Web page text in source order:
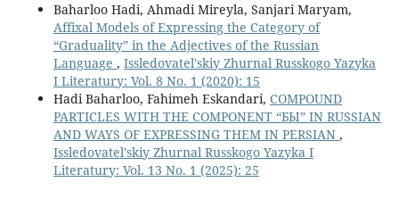
Baharloo Hadi, Ahmadi Mireyla, Sanjari Maryam,
Affixal Models of Expressing the Category of
“Graduality” in the Adjectives of the Russian
Language , Issledovatel'skiy Zhurnal Russkogo Yazyka
I Literatury: Vol. 8 No. 1 (2020): 15
Hadi Baharloo, Fahimeh Eskandari, COMPOUND
PARTICLES WITH THE COMPONENT “БЫ” IN RUSSIAN
AND WAYS OF EXPRESSING THEM IN PERSIAN ,
Issledovatel'skiy Zhurnal Russkogo Yazyka I
Literatury: Vol. 13 No. 1 (2025): 25